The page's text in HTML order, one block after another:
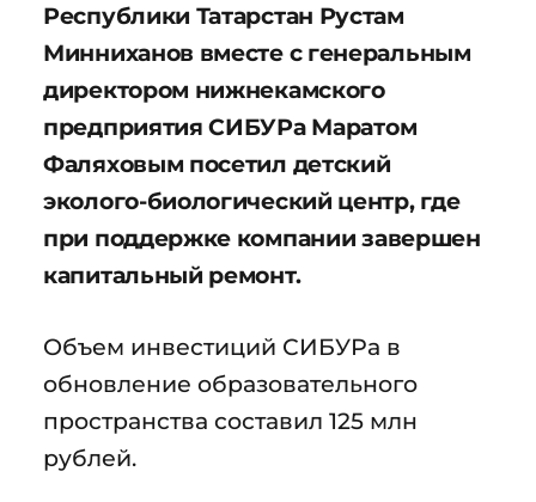
Республики Татарстан Рустам
Минниханов вместе с генеральным
директором нижнекамского
предприятия СИБУРа Маратом
Фаляховым посетил детский
эколого-биологический центр, где
при поддержке компании завершен
капитальный ремонт.
Объем инвестиций СИБУРа в
обновление образовательного
пространства составил 125 млн
рублей.